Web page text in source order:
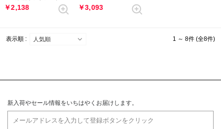
￥2,138 ￥3,093
表示順 : 1 ～ 8件 (全8件)
新入荷やセール情報をいちはやくお届けします。